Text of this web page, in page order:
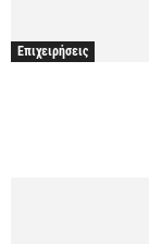
Επιχειρήσεις